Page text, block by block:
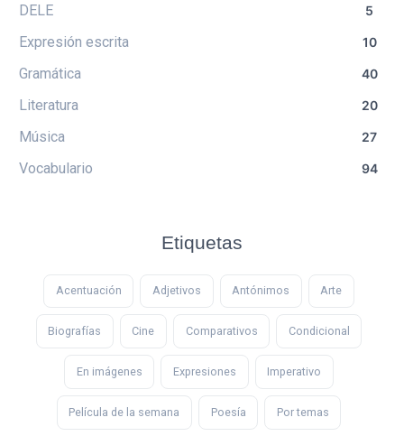
DELE 5
Expresión escrita 10
Gramática 40
Literatura 20
Música 27
Vocabulario 94
Etiquetas
Acentuación Adjetivos Antónimos Arte
Biografías Cine Comparativos Condicional
En imágenes Expresiones Imperativo
Película de la semana Poesía Por temas